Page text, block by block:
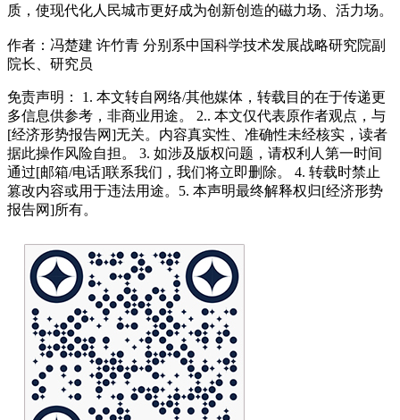
质，使现代化人民城市更好成为创新创造的磁力场、活力场。
作者：冯楚建 许竹青 分别系中国科学技术发展战略研究院副
院长、研究员
免责声明： 1. 本文转自网络/其他媒体，转载目的在于传递更
多信息供参考，非商业用途。 2.. 本文仅代表原作者观点，与
[经济形势报告网]无关。内容真实性、准确性未经核实，读者
据此操作风险自担。 3. 如涉及版权问题，请权利人第一时间
通过[邮箱/电话]联系我们，我们将立即删除。 4. 转载时禁止
篡改内容或用于违法用途。5. 本声明最终解释权归[经济形势
报告网]所有。